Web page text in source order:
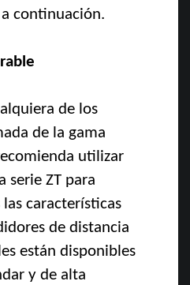
continuación.
de los
de la gama
utilizar
serie ZT para
características
de distancia
están disponibles
y de alta